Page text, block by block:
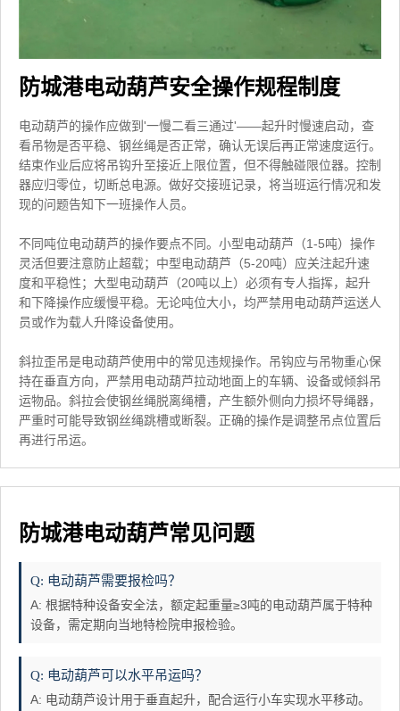
防城港电动葫芦安全操作规程制度
电动葫芦的操作应做到'一慢二看三通过'——起升时慢速启动，查
看吊物是否平稳、钢丝绳是否正常，确认无误后再正常速度运行。
结束作业后应将吊钩升至接近上限位置，但不得触碰限位器。控制
器应归零位，切断总电源。做好交接班记录，将当班运行情况和发
现的问题告知下一班操作人员。
不同吨位电动葫芦的操作要点不同。小型电动葫芦（1-5吨）操作
灵活但要注意防止超载；中型电动葫芦（5-20吨）应关注起升速
度和平稳性；大型电动葫芦（20吨以上）必须有专人指挥，起升
和下降操作应缓慢平稳。无论吨位大小，均严禁用电动葫芦运送人
员或作为载人升降设备使用。
斜拉歪吊是电动葫芦使用中的常见违规操作。吊钩应与吊物重心保
持在垂直方向，严禁用电动葫芦拉动地面上的车辆、设备或倾斜吊
运物品。斜拉会使钢丝绳脱离绳槽，产生额外侧向力损坏导绳器，
严重时可能导致钢丝绳跳槽或断裂。正确的操作是调整吊点位置后
再进行吊运。
防城港电动葫芦常见问题
Q: 电动葫芦需要报检吗？
A: 根据特种设备安全法，额定起重量≥3吨的电动葫芦属于特种
设备，需定期向当地特检院申报检验。
Q: 电动葫芦可以水平吊运吗？
A: 电动葫芦设计用于垂直起升，配合运行小车实现水平移动。